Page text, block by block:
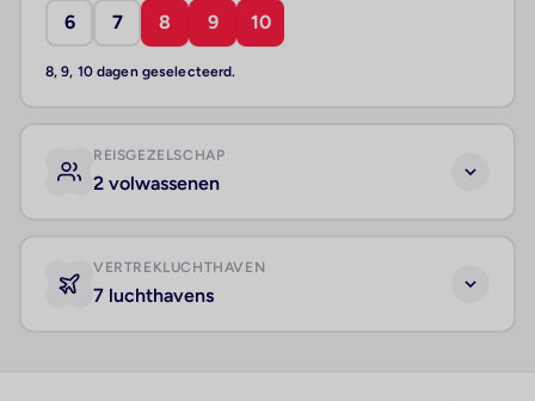
6 7 8 9 10
8, 9, 10 dagen geselecteerd.
REISGEZELSCHAP
2 volwassenen
VERTREKLUCHTHAVEN
7 luchthavens